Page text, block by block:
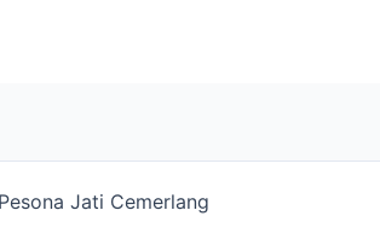
Jati Cemerlang